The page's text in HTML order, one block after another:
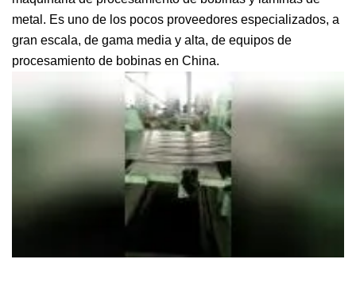
metal. Es uno de los pocos proveedores especializados, a
gran escala, de gama media y alta, de equipos de
procesamiento de bobinas en China.